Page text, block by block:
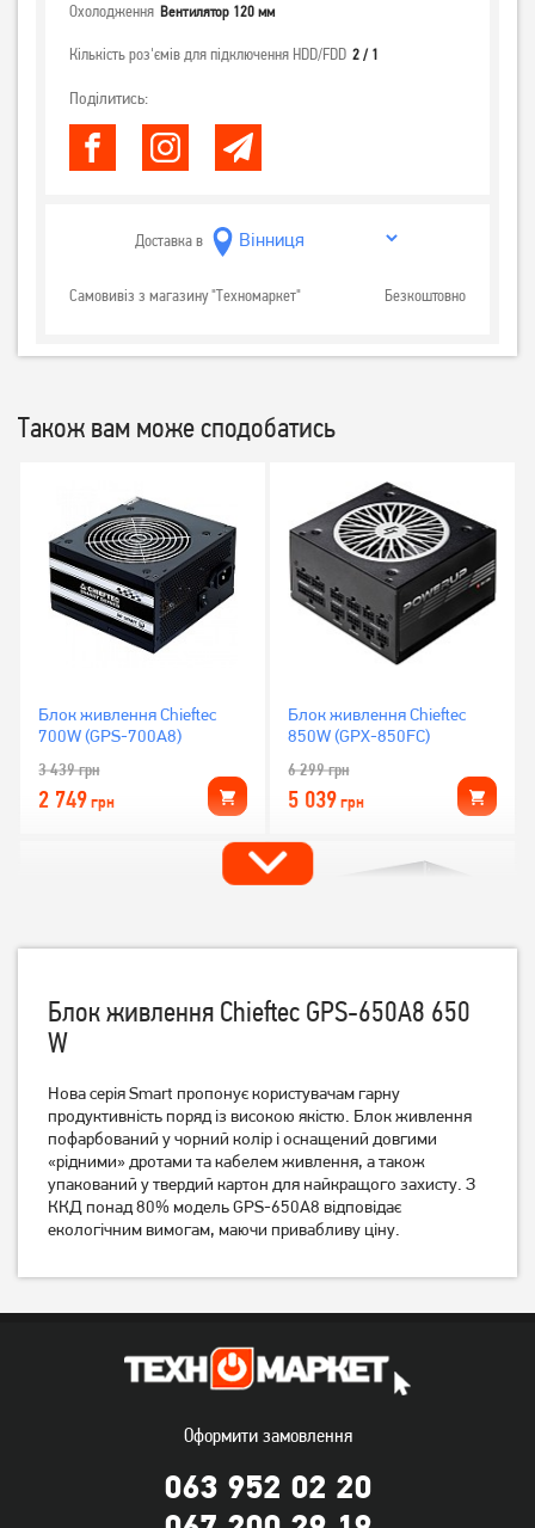
Охолодження Вентилятор 120 мм
Кількість роз'ємів для підключення HDD/FDD 2 / 1
Поділитись:
Доставка в
Самовивіз з магазину "Техномаркет" Безкоштовно
Також вам може сподобатись
Блок живлення Chieftec
700W (GPS-700A8)
3 439грн
2 749грн
Блок живлення Chieftec
850W (GPX-850FC)
6 299грн
5 039грн
Блок живлення FrimeCom
SM400BL (400W P4) ATX
120mm
869грн
689грн
Блок живлення GameMax
GM-500B (500 Вт)
1 469грн
1 169грн
Блок живлення Chieftec
Task TPS-600S 600W
Блок живлення Chieftec
Polaris 850W PPS-850FC
Блок живлення Chieftec GPS-650A8 650
W
Нова серія Smart пропонує користувачам гарну
продуктивність поряд із високою якістю. Блок живлення
пофарбований у чорний колір і оснащений довгими
«рідними» дротами та кабелем живлення, а також
упакований у твердий картон для найкращого захисту. З
ККД понад 80% модель GPS-650A8 відповідає
екологічним вимогам, маючи привабливу ціну.
Оформити замовлення
063 952 02 20